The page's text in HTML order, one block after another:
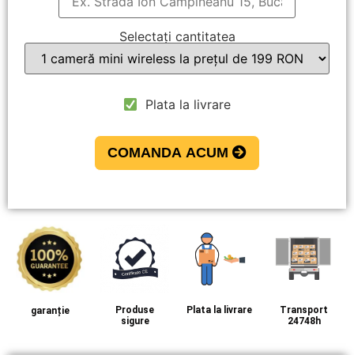
Selectați cantitatea
Plata la livrare
COMANDA ACUM
garanție
Produse
sigure
Plata la livrare
Transport
24748h